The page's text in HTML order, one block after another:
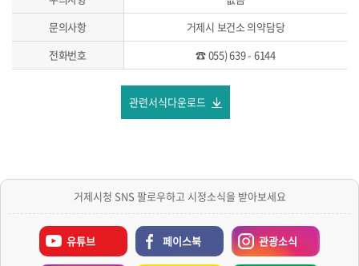
문의사항
거제시 보건소 의약담당
전화번호
☎ 055) 639 - 6144
관련서식다운로드
거제시청 SNS 팔로우하고 시정소식을 받아보세요
유튜브 페이스북 관광소식